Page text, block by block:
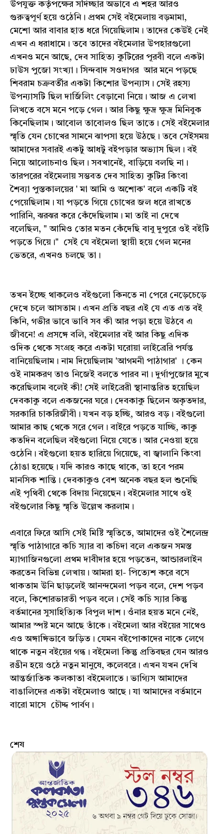
উপযুক্ত কর্তৃপক্ষের সদিচ্ছার অভাবে এ শহর আরও
গুরুত্বপূর্ণ হয়ে ওঠেনি। প্রথম সেই বইমেলায় বড়মামা,
মেশো আর বাবার হাত ধরে গিয়েছিলাম। তাদের কেউই নেই
এখন এ ধরাধামে। তবে তাদের বইমেলার উপহারগুলো
এখনও মনে আছে, দেব সাহিত্য কুটিরের পূরবী বলে একটা
ঢাউস পুজো সংখ্যা। সিন্দবাদ সওদাগর আর মনে পড়ছে
শিবরাম চক্রবর্তীর একটা কিশোর উপন্যাস। সেই রহস্য
উপন্যাসটি ছিল দার্জিলিং বেড়ানো নিয়ে। আজ এ লেখা
লিখতে বসে মনে পড়ে গেল। আর কিছু ক্ষুদ্র ক্ষুদ্র মিনিবুক
কিনেছিলাম। আবোল তাবোলও ছিল তাতে। সেই বইমেলার
স্মৃতি যেন চোখের সামনে ঝাপসা হয়ে উঠছে। তবে সেইসময়
আমাদের সবারই একটু আধটু বইপড়ার অভ্যাস ছিল। বই
নিয়ে আলোচনাও ছিল। সবখানেই, বাড়িয়ে বলছি না।
তারপরের বইমেলায় সম্ভবত দেব সাহিত্য কুটির কিংবা
শৈব্যা পুস্তকালয়ের ' মা আমি ও অশোক' বলে একটি বই
পেয়েছিলাম। যা পড়তে গিয়ে চোখের জল ধরে রাখতে
পারিনি, ঝরঝর করে কেঁদেছিলাম। মা তাই না দেখে
বলেছিল, " আমিও তোর মতন কেঁদেছি বাবু দুপুরে ওই বইটি
পড়তে গিয়ে।" সেই যে বইমেলা স্থায়ী হয়ে গেল মনের
ভেতরে, এখনও চলছে তা।
তখন ইচ্ছে থাকলেও বইগুলো কিনতে না পেরে নেড়েচেড়ে
দেখে চলে আসতাম। এখন প্রতি বছর এই যে এত এত বই
কিনি, গভীর ভাবে ভাবি সব কী আর পড়া হয়ে উঠবে এ
জীবনে! এ প্রসঙ্গে বলি, বইমেলার বই আর কিছু এদিক
ওদিক থেকে সংগ্রহ করে একটা ঘরোয়া লাইব্রেরি পর্যন্ত
বানিয়েছিলাম। নাম দিয়েছিলাম 'আগমনী পাঠাগার' । কেন
ওই নামকরণ তাও নিজেই বলতে পারব না। দুর্গাপুজোর মুখে
করেছিলাম বলেই কী! সেই লাইব্রেরী স্থানান্তরিত হয়েছিল
দেবকাকু বলে একজনের ঘরে। দেবকাকু ছিলেন অকৃতদার,
সরকারি চাকরিজীবী। যখন বড় হচ্ছি, আরও বড়। বইগুলো
আমার কাছ থেকে সরে গেল। বাইরে পড়তে যাচ্ছি, কাকু
কতদিন বলেছিল বইগুলো নিয়ে যেতে। আর নেওয়া হয়ে
ওঠেনি। বইগুলো হয়ত হারিয়ে গিয়েছে, বা জ্বালানি কিংবা
ঠোঙা হয়েছে। যদি কারও কাছে থাকে, তা হবে পরম
মানসিক শান্তি। দেবকাকুও বেশ অনেক বছর হল শুনেছি
এই পৃথিবী থেকে বিদায় নিয়েছেন। বইমেলার সাথে ওই
বইগুলোর কিছু স্মৃতি উল্লেখ করলাম।
এবারে ফিরে আসি সেই মিষ্টি স্মৃতিতে, আমাদের ওই শৈলেন্দ্র
স্মৃতি পাঠাগারে কচি স্যার বা কচিদা বলে একজন সমস্ত
ম্যাগাজিনগুলো প্রথম দাবীদার হয়ে পড়তেন, আন্ডারলাইন
করতেন বিভিন্ন লেখায়। আমরা হা- পিত্যেশ করে বসে
থাকতাম উনি ছাড়লেই আনন্দমেলা পড়ব বলে, দেশ পড়ব
বলে, কিশোরভারতী পড়ব বলে। সেই কচি স্যার কিন্তু
বর্তমানের সুসাহিত্যিক বিপুল দাশ। ওঁনার হয়ত মনে নেই,
আমার স্পষ্ট মনে আছে তাঁকে। বইমেলা আর বইয়ের সাথেও
এও অঙ্গাঙ্গিভাবে জড়িত। যেমন বইপোকাদের নাকে লেগে
থাকে নতুন বইয়ের গন্ধ। বইমেলা কিন্তু প্রতিবছর যেন আরও
রঙীন হয়ে ওঠে নতুন মানুষে, কলেবরে। এখন যখন দেখি
আন্তর্জাতিক কলকাতা বইমেলাতে। ভাগ্যিস আমাদের
বাঙালিদের একটা বইমেলাও আছে। যা আমাদের বর্তমানে
বারো মাসে চৌদ্দ পার্বণ।
শেষ